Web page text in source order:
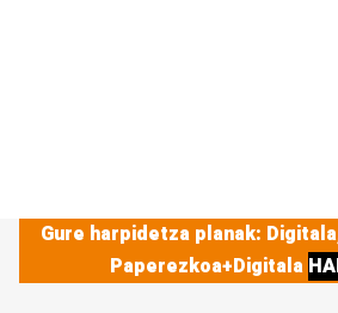
Gure harpidetza planak:
Paperezkoa+Digitala